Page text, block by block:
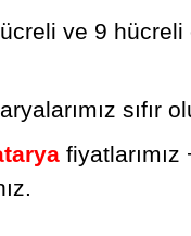
ve 9 hücreli
sıfır
fiyatlarımız